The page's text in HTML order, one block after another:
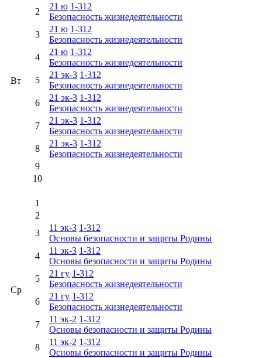
Вт
2
21 ю 1-312
Безопасность жизнедеятельности
3
21 ю 1-312
Безопасность жизнедеятельности
4
21 ю 1-312
Безопасность жизнедеятельности
5
21 эк-3 1-312
Безопасность жизнедеятельности
6
21 эк-3 1-312
Безопасность жизнедеятельности
7
21 эк-3 1-312
Безопасность жизнедеятельности
8
21 эк-3 1-312
Безопасность жизнедеятельности
9
10
Ср
1
2
3
11 эк-3 1-312
Основы безопасности и защиты Родины
4
11 эк-3 1-312
Основы безопасности и защиты Родины
5
21 гу 1-312
Безопасность жизнедеятельности
6
21 гу 1-312
Безопасность жизнедеятельности
7
11 эк-2 1-312
Основы безопасности и защиты Родины
8
11 эк-2 1-312
Основы безопасности и защиты Родины